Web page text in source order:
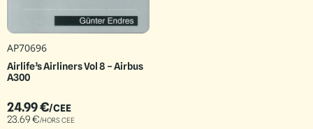
AP70696
Airlife’s Airliners Vol 8 – Airbus
A300
24.99€/CEE
23.69€/HORS CEE